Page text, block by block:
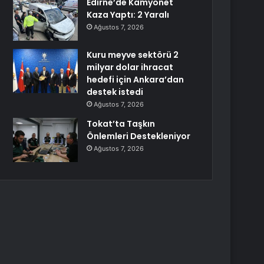
Edirne’de Kamyonet
Kaza Yaptı: 2 Yaralı
Ağustos 7, 2026
Kuru meyve sektörü 2
milyar dolar ihracat
hedefi için Ankara’dan
destek istedi
Ağustos 7, 2026
Tokat’ta Taşkın
Önlemleri Destekleniyor
Ağustos 7, 2026